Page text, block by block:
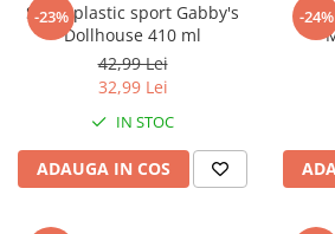
-23%
Sticla plastic sport Gabby's
Dollhouse 410 ml
42,99 Lei
32,99 Lei
IN STOC
ADAUGA IN COS
-24%